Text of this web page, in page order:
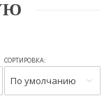
СОРТИРОВКА:
По умолчанию